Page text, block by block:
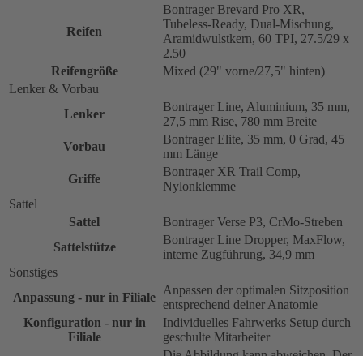
Reifen
Bontrager Brevard Pro XR,
Tubeless-Ready, Dual-Mischung,
Aramidwulstkern, 60 TPI, 27.5/29 x
2.50
Reifengröße
Mixed (29" vorne/27,5" hinten)
Lenker & Vorbau
Lenker
Bontrager Line, Aluminium, 35 mm,
27,5 mm Rise, 780 mm Breite
Vorbau
Bontrager Elite, 35 mm, 0 Grad, 45
mm Länge
Griffe
Bontrager XR Trail Comp,
Nylonklemme
Sattel
Sattel
Bontrager Verse P3, CrMo-Streben
Sattelstütze
Bontrager Line Dropper, MaxFlow,
interne Zugführung, 34,9 mm
Sonstiges
Anpassung - nur in Filiale
Anpassen der optimalen Sitzposition
entsprechend deiner Anatomie
Konfiguration - nur in
Filiale
Individuelles Fahrwerks Setup durch
geschulte Mitarbeiter